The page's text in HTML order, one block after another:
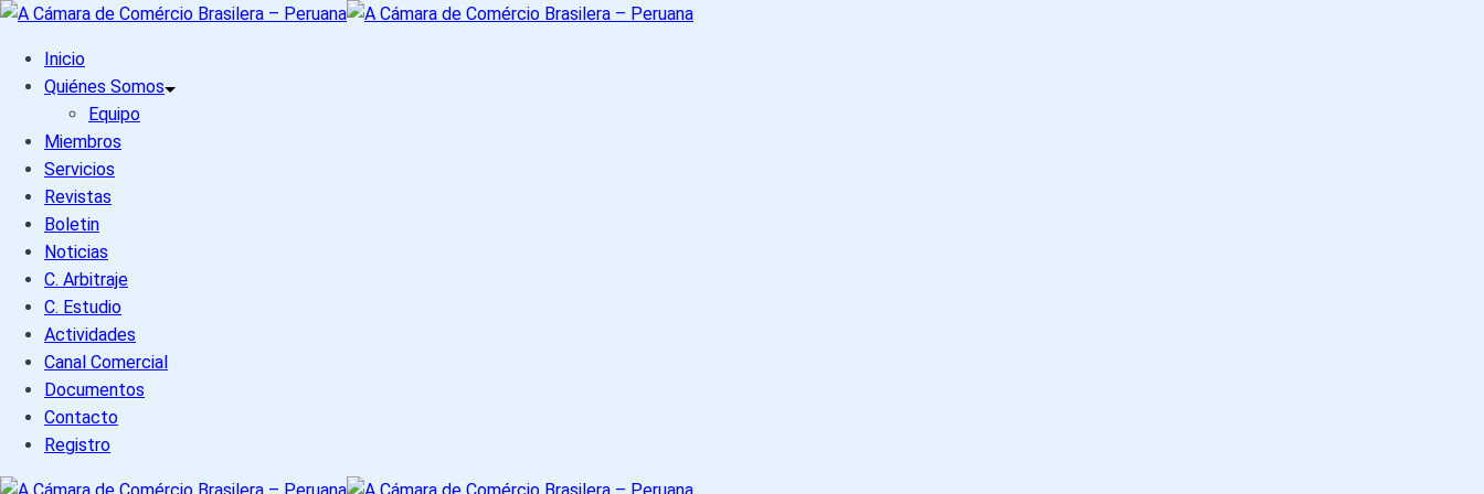
Skip
content
A
Inicio
Quiénes Somos
Equipo
Miembros
Servicios
Revistas
Boletin
Noticias
C. Arbitraje
C. Estudio
Actividades
Canal Comercial
Documentos
Contacto
Registro
A